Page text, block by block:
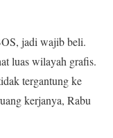
jadi wajib beli.
luas wilayah grafis.
tergantung ke
kerjanya, Rabu